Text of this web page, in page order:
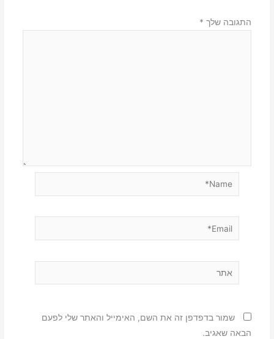
התגובה שלך *
Email*
שמור בדפדפן זה את השם, האימייל והאתר שלי לפעם
הבאה שאגיב.